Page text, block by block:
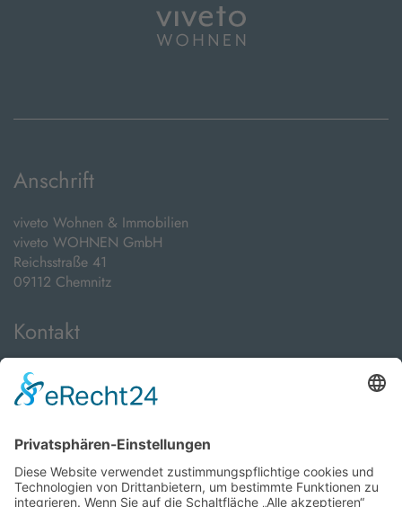
Anschrift
viveto Wohnen & Immobilien
viveto WOHNEN GmbH
Reichsstraße 41
09112 Chemnitz
Kontakt
Telefon:
+49 371 24089000
info@viveto-immobilien.de
Öffnungszeiten